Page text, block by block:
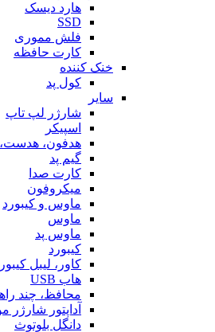
هارد دیسک
SSD
فلش مموری
کارت حافظه
خنک کننده
کول پد
سایر
شارژر لپ تاپ
اسپیکر
هدفون،
گیم پد
کارت صدا
میکروفون
ماوس و کیبورد
ماوس
ماوس پد
کیبورد
کاور، لیبل
هاب USB
محافظ، چند
آداپتور شارژر
دانگل بلوتوث